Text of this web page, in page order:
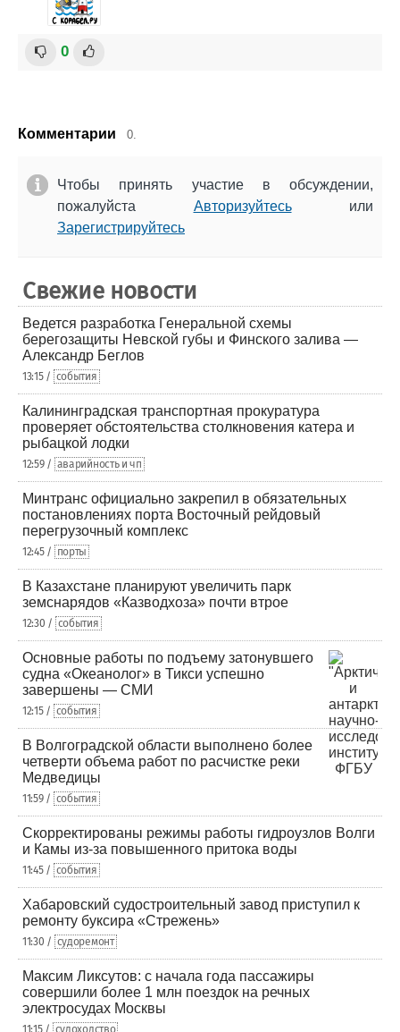
0
Комментарии 0.
Чтобы принять участие в обсуждении,
пожалуйста Авторизуйтесьили
Зарегистрируйтесь
Свежие новости
Ведется разработка Генеральной схемы
берегозащиты Невской губы и Финского залива —
Александр Беглов
13:15 / события
Калининградская транспортная прокуратура
проверяет обстоятельства столкновения катера и
рыбацкой лодки
12:59 / аварийность и чп
Минтранс официально закрепил в обязательных
постановлениях порта Восточный рейдовый
перегрузочный комплекс
12:45 / порты
В Казахстане планируют увеличить парк
земснарядов «Казводхоза» почти втрое
12:30 / события
Основные работы по подъему затонувшего
судна «Океанолог» в Тикси успешно
завершены — СМИ
12:15 / события
В Волгоградской области выполнено более
четверти объема работ по расчистке реки
Медведицы
11:59 / события
Скорректированы режимы работы гидроузлов Волги
и Камы из-за повышенного притока воды
11:45 / события
Хабаровский судостроительный завод приступил к
ремонту буксира «Стрежень»
11:30 / судоремонт
Максим Ликсутов: с начала года пассажиры
совершили более 1 млн поездок на речных
электросудах Москвы
11:15 / судоходство